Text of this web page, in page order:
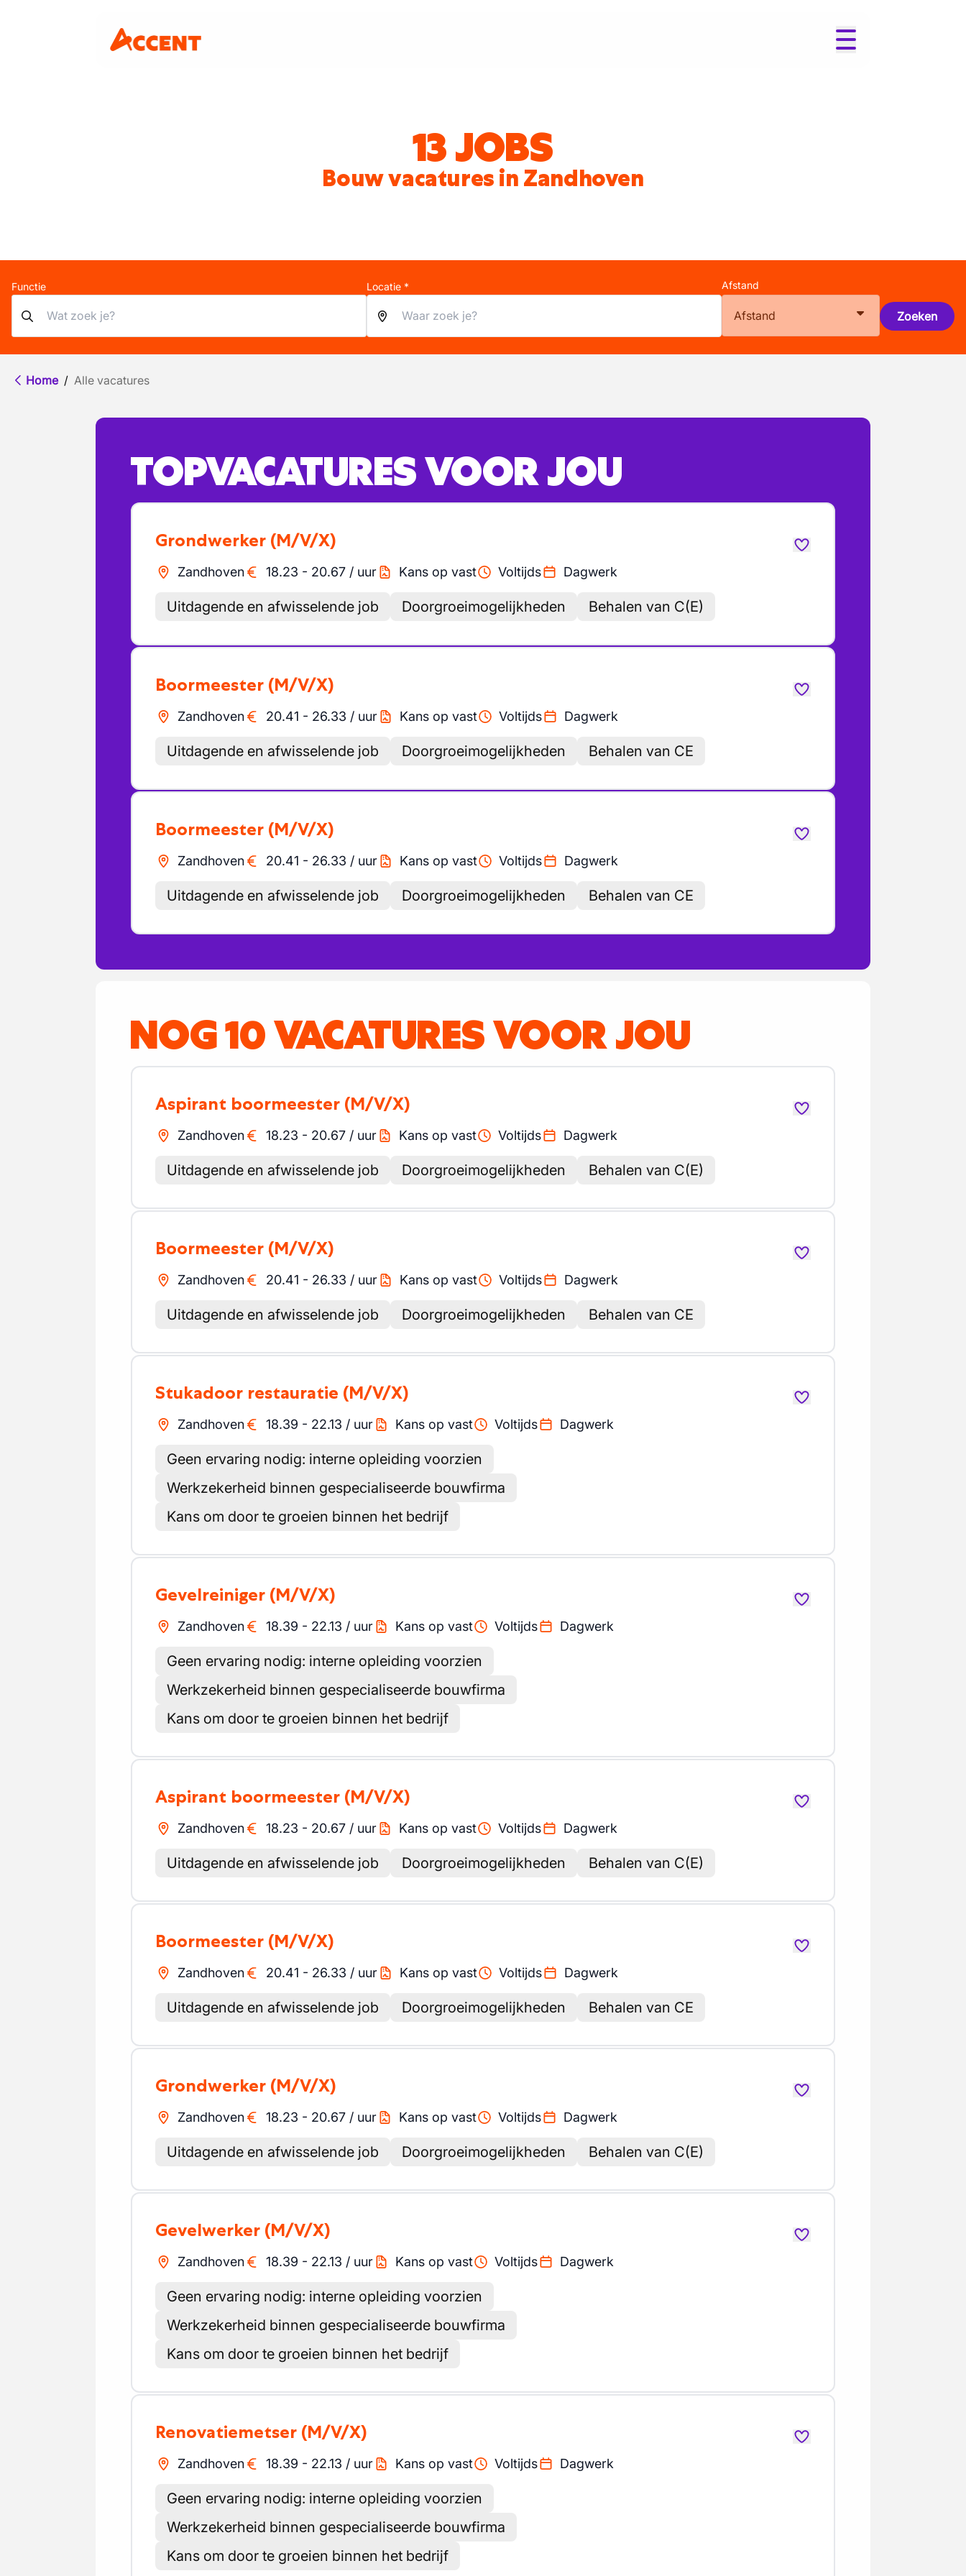
13 JOBS
Bouw vacatures in Zandhoven
Functie Locatie * Afstand
Afstand Zoeken
Home / Alle vacatures
TOPVACATURES VOOR JOU
Grondwerker (M/V/X)
Zandhoven 18.23 - 20.67 / uur Kans op vast Voltijds Dagwerk
Uitdagende en afwisselende job Doorgroeimogelijkheden Behalen van C(E)
Boormeester (M/V/X)
Zandhoven 20.41 - 26.33 / uur Kans op vast Voltijds Dagwerk
Uitdagende en afwisselende job Doorgroeimogelijkheden Behalen van CE
Boormeester (M/V/X)
Zandhoven 20.41 - 26.33 / uur Kans op vast Voltijds Dagwerk
Uitdagende en afwisselende job Doorgroeimogelijkheden Behalen van CE
NOG 10 VACATURES VOOR JOU
Aspirant boormeester (M/V/X)
Zandhoven 18.23 - 20.67 / uur Kans op vast Voltijds Dagwerk
Uitdagende en afwisselende job Doorgroeimogelijkheden Behalen van C(E)
Boormeester (M/V/X)
Zandhoven 20.41 - 26.33 / uur Kans op vast Voltijds Dagwerk
Uitdagende en afwisselende job Doorgroeimogelijkheden Behalen van CE
Stukadoor restauratie (M/V/X)
Zandhoven 18.39 - 22.13 / uur Kans op vast Voltijds Dagwerk
Geen ervaring nodig: interne opleiding voorzien
Werkzekerheid binnen gespecialiseerde bouwfirma
Kans om door te groeien binnen het bedrijf
Gevelreiniger (M/V/X)
Zandhoven 18.39 - 22.13 / uur Kans op vast Voltijds Dagwerk
Geen ervaring nodig: interne opleiding voorzien
Werkzekerheid binnen gespecialiseerde bouwfirma
Kans om door te groeien binnen het bedrijf
Aspirant boormeester (M/V/X)
Zandhoven 18.23 - 20.67 / uur Kans op vast Voltijds Dagwerk
Uitdagende en afwisselende job Doorgroeimogelijkheden Behalen van C(E)
Boormeester (M/V/X)
Zandhoven 20.41 - 26.33 / uur Kans op vast Voltijds Dagwerk
Uitdagende en afwisselende job Doorgroeimogelijkheden Behalen van CE
Grondwerker (M/V/X)
Zandhoven 18.23 - 20.67 / uur Kans op vast Voltijds Dagwerk
Uitdagende en afwisselende job Doorgroeimogelijkheden Behalen van C(E)
Gevelwerker (M/V/X)
Zandhoven 18.39 - 22.13 / uur Kans op vast Voltijds Dagwerk
Geen ervaring nodig: interne opleiding voorzien
Werkzekerheid binnen gespecialiseerde bouwfirma
Kans om door te groeien binnen het bedrijf
Renovatiemetser (M/V/X)
Zandhoven 18.39 - 22.13 / uur Kans op vast Voltijds Dagwerk
Geen ervaring nodig: interne opleiding voorzien
Werkzekerheid binnen gespecialiseerde bouwfirma
Kans om door te groeien binnen het bedrijf